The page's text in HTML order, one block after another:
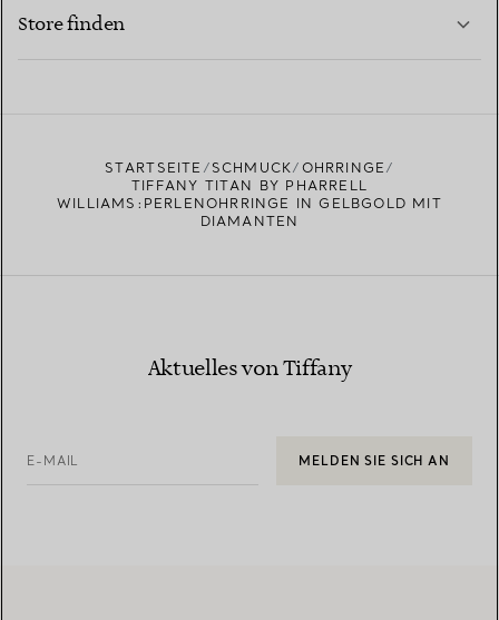
Store finden
STARTSEITE SCHMUCK
OHRRINGE
TIFFANY TITAN BY PHARRELL
WILLIAMS:PERLENOHRRINGE IN GELBGOLD MIT
DIAMANTEN
Aktuelles von Tiffany
E-MAIL MELDEN SIE SICH AN